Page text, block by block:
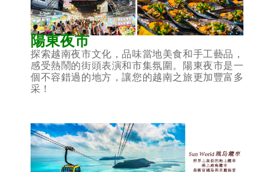
陽東夜市
探索越南夜市文化，品味當地美食和手工藝品，
感受熱鬧的街頭表演和市集氛圍。陽東夜市是一
個不容錯過的地方，讓您的越南之旅更加豐富多
采！